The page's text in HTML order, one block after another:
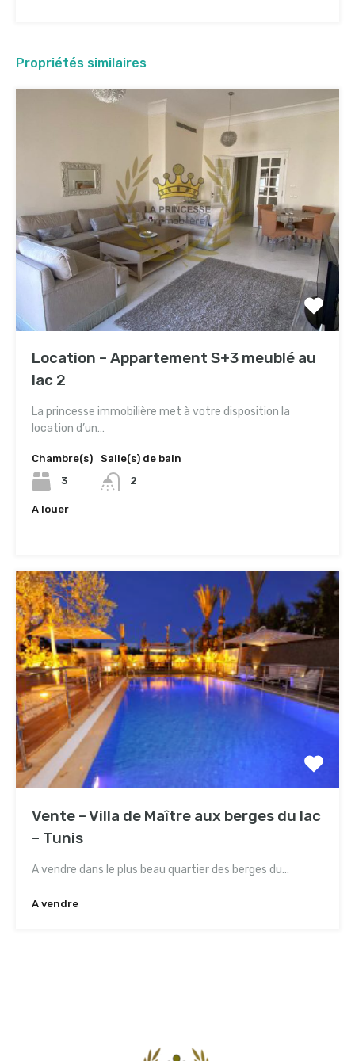
Propriétés similaires
Location – Appartement S+3 meublé au
lac 2
La princesse immobilière met à votre disposition la
location d’un…
Chambre(s)
3
Salle(s) de bain
2
A louer
Vente – Villa de Maître aux berges du lac
– Tunis
A vendre dans le plus beau quartier des berges du…
A vendre